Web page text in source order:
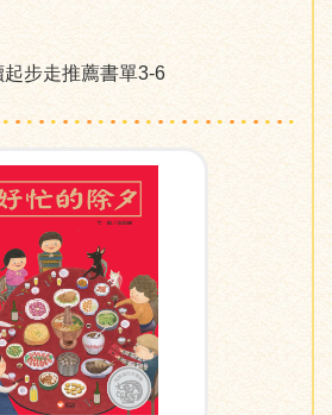
步走推薦書單3-6